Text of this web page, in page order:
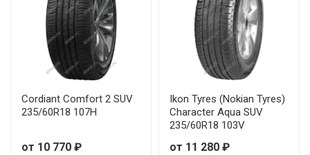
Cordiant Comfort 2 SUV
235/60R18 107H
от 10 770 ₽
Ikon Tyres (Nokian Tyres)
Character Aqua SUV
235/60R18 103V
от 11 280 ₽